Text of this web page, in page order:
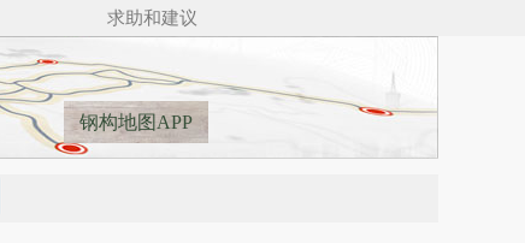
求助和建议
钢构地图APP